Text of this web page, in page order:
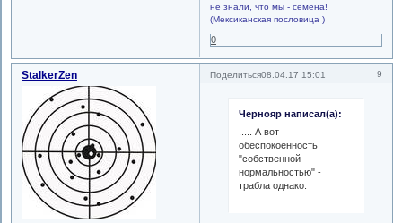
не знали, что мы - семена!
(Мексиканская пословица )
0
Поделиться 9
08.04.17 15:01
StalkerZen
Чернояр написал(а):
..... А вот
обеспокоенность
"собственной
нормальностью" -
трабла однако.